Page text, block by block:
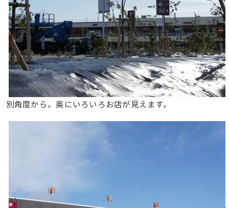
別角度から。奥にいろいろお店が見えます。